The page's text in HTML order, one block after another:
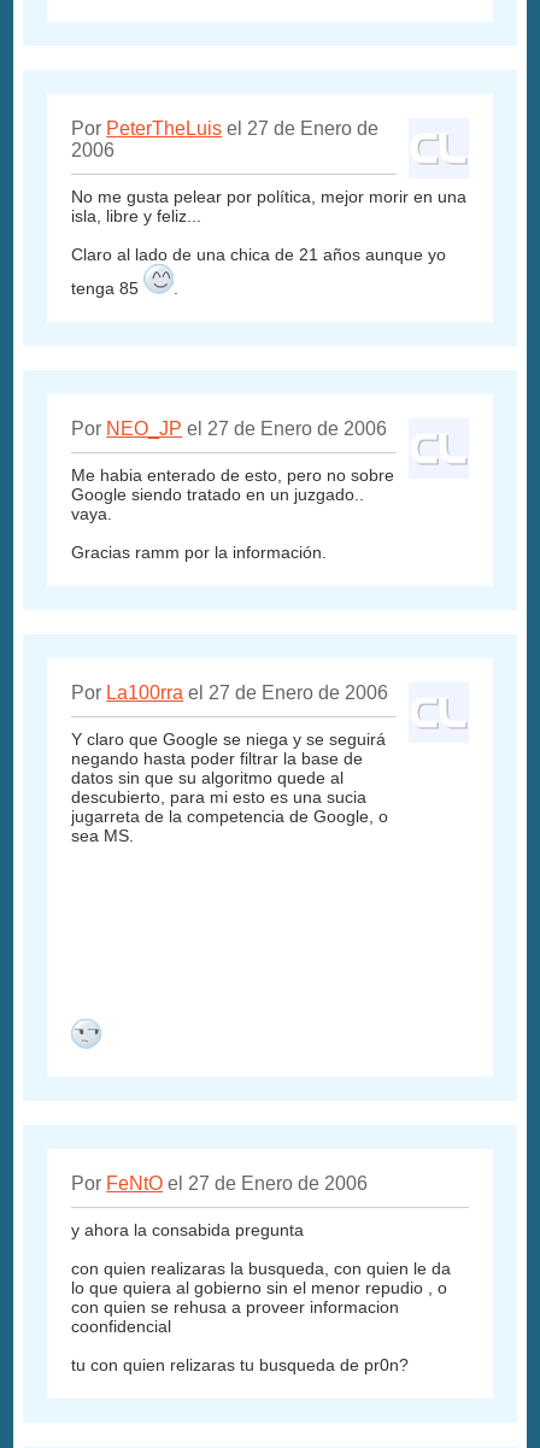
Por PeterTheLuis el 27 de Enero de
2006
No me gusta pelear por política, mejor morir en una
isla, libre y feliz...
Claro al lado de una chica de 21 años aunque yo
tenga 85
Por NEO_JP el 27 de Enero de 2006
Me habia enterado de esto, pero no sobre
Google siendo tratado en un juzgado..
vaya.
Gracias ramm por la información.
Por La100rra el 27 de Enero de 2006
Y claro que Google se niega y se seguirá
negando hasta poder filtrar la base de
datos sin que su algoritmo quede al
descubierto, para mi esto es una sucia
jugarreta de la competencia de Google, o
sea MS.
Por FeNtO el 27 de Enero de 2006
y ahora la consabida pregunta
con quien realizaras la busqueda, con quien le da
lo que quiera al gobierno sin el menor repudio , o
con quien se rehusa a proveer informacion
coonfidencial
tu con quien relizaras tu busqueda de pr0n?